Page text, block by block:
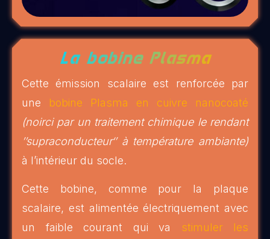
La bobine Plasma
Cette émission scalaire est renforcée par
une bobine Plasma en cuivre nanocoaté
(noirci par un traitement chimique le rendant
’’supraconducteur‘’ à température ambiante)
à l’intérieur du socle.
Cette bobine, comme pour la plaque
scalaire, est alimentée électriquement avec
un faible courant qui va
stimuler les